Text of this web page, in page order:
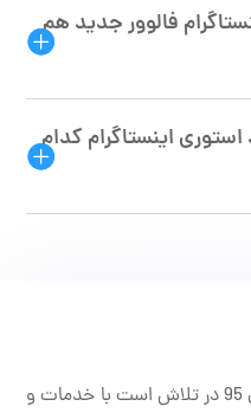
فالوور جدید هم
اینستاگرام کدام
اینبو با سابقه فعالیت مداوم از سال 95 در تلاش است با خدمات و